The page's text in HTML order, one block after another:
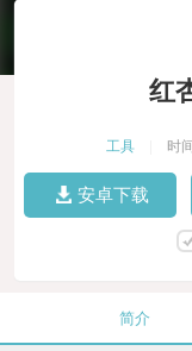
红
工具 时
安卓下载
简介